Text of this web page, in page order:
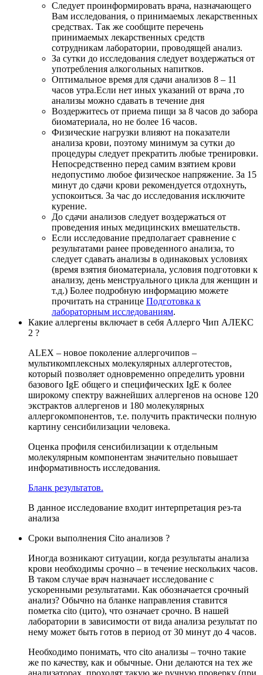
Следует проинформировать врача, назначающего
Вам исследования, о принимаемых лекарственных
средствах. Так же сообщите перечень
принимаемых лекарственных средств
сотрудникам лаборатории, проводящей анализ.
За сутки до исследования следует воздержаться от
употребления алкогольных напитков.
Оптимальное время для сдачи анализов 8 – 11
часов утра.Если нет иных указаний от врача ,то
анализы можно сдавать в течение дня
Воздержитесь от приема пищи за 8 часов до забора
биоматериала, но не более 16 часов.
Физические нагрузки влияют на показатели
анализа крови, поэтому минимум за сутки до
процедуры следует прекратить любые тренировки.
Непосредственно перед самим взятием крови
недопустимо любое физическое напряжение. За 15
минут до сдачи крови рекомендуется отдохнуть,
успокоиться. За час до исследования исключите
курение.
До сдачи анализов следует воздержаться от
проведения иных медицинских вмешательств.
Если исследование предполагает сравнение с
результатами ранее проведенного анализа, то
следует сдавать анализы в одинаковых условиях
(время взятия биоматериала, условия подготовки к
анализу, день менструального цикла для женщин и
т.д.) Более подробную информацию можете
прочитать на странице Подготовка к
лабораторным исследованиям.
Какие аллергены включает в себя Аллерго Чип АЛЕКС
2 ?
ALEX – новое поколение аллергочипов –
мультикомплексных молекулярных аллерготестов,
который позволяет одновременно определить уровни
базового IgE общего и специфических IgE к более
широкому спектру важнейших аллергенов на основе 120
экстрактов аллергенов и 180 молекулярных
аллергокомпонентов, т.е. получить практически полную
картину сенсибилизации человека.
Оценка профиля сенсибилизации к отдельным
молекулярным компонентам значительно повышает
информативность исследования.
Бланк результатов.
В данное исследование входит интерпретация рез-та
анализа
Сроки выполнения Cito анализов ?
Иногда возникают ситуации, когда результаты анализа
крови необходимы срочно – в течение нескольких часов.
В таком случае врач назначает исследование с
ускоренными результатами. Как обозначается срочный
анализ? Обычно на бланке направления ставится
пометка cito (цито), что означает срочно. В нашей
лаборатории в зависимости от вида анализа результат по
нему может быть готов в период от 30 минут до 4 часов.
Необходимо понимать, что cito анализы – точно такие
же по качеству, как и обычные. Они делаются на тех же